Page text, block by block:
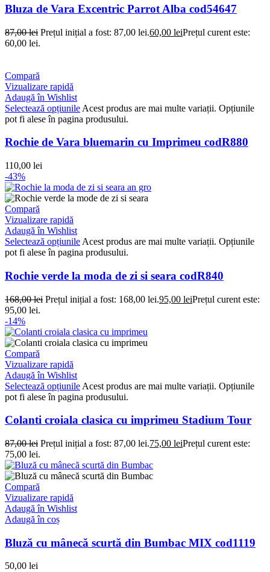
Bluza de Vara Excentric Parrot Alba cod54647
87,00lei Prețul inițial a fost: 87,00 lei.60,00 leiPrețul curent este:
60,00 lei.
Compară
Vizualizare rapidă
Adaugă în Wishlist
Selectează opțiunile Acest produs are mai multe variații. Opțiunile
pot fi alese în pagina produsului.
Rochie de Vara bluemarin cu Imprimeu codR880
110,00 lei
-43%
Compară
Vizualizare rapidă
Adaugă în Wishlist
Selectează opțiunile Acest produs are mai multe variații. Opțiunile
pot fi alese în pagina produsului.
Rochie verde la moda de zi si seara codR840
168,00lei Prețul inițial a fost: 168,00 lei.95,00 leiPrețul curent este:
95,00 lei.
-14%
Compară
Vizualizare rapidă
Adaugă în Wishlist
Selectează opțiunile Acest produs are mai multe variații. Opțiunile
pot fi alese în pagina produsului.
Colanti croiala clasica cu imprimeu Stadium Tour
87,00lei Prețul inițial a fost: 87,00 lei.75,00 leiPrețul curent este:
75,00 lei.
Compară
Vizualizare rapidă
Adaugă în Wishlist
Adaugă în coș
Bluză cu mânecă scurtă din Bumbac MIX cod1119
50,00 lei